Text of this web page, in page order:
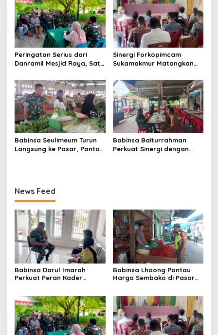
Anak
Peringatan Serius dari
Danramil Mesjid Raya, Satu
Diri, Keluarga, hingga
Satuan
Sinergi Forkopimcam
Sukamakmur Matangkan
Semangat Kebersamaan
Jadi Kunci Sukses
Babinsa Seulimeum Turun
Langsung ke Pasar, Pantau
Babinsa Baiturrahman
Perkuat Sinergi dengan
News Feed
Babinsa Darul Imarah
Perkuat Peran Kader
Anak
Babinsa Lhoong Pantau
Harga Sembako di Pasar